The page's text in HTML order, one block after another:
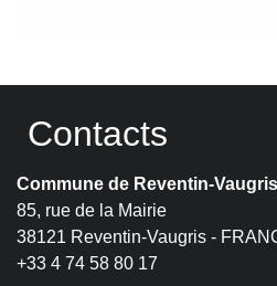
Contacts
Commune de Reventin-Vaugris
85, rue de la Mairie
38121 Reventin-Vaugris -
+33 4 74 58 80 17